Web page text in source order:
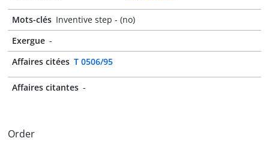
Mots-clés Inventive step - (no)
Exergue -
Affaires citées T 0506/95
Affaires citantes -
Order